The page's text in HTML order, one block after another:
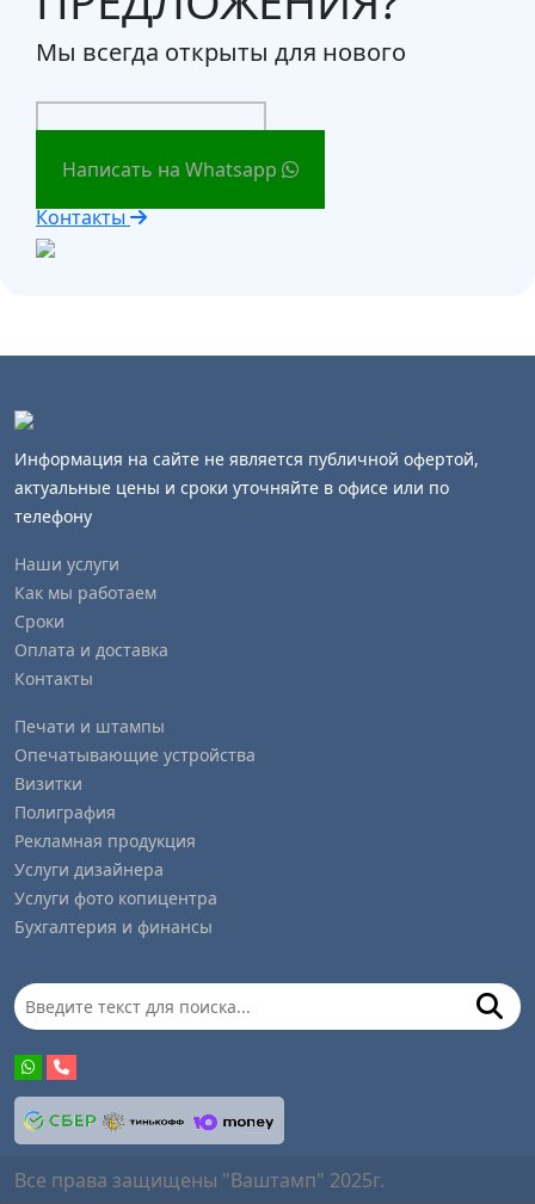
Мы всегда открыты для нового
Написать на Whatsapp
Контакты
Информация на сайте не является публичной офертой,
актуальные цены и сроки уточняйте в офисе или по
телефону
Наши услуги
Как мы работаем
Сроки
Оплата и доставка
Контакты
Печати и штампы
Опечатывающие устройства
Визитки
Полиграфия
Рекламная продукция
Услуги дизайнера
Услуги фото копицентра
Бухгалтерия и финансы
Все права защищены "Ваштамп" 2025г.